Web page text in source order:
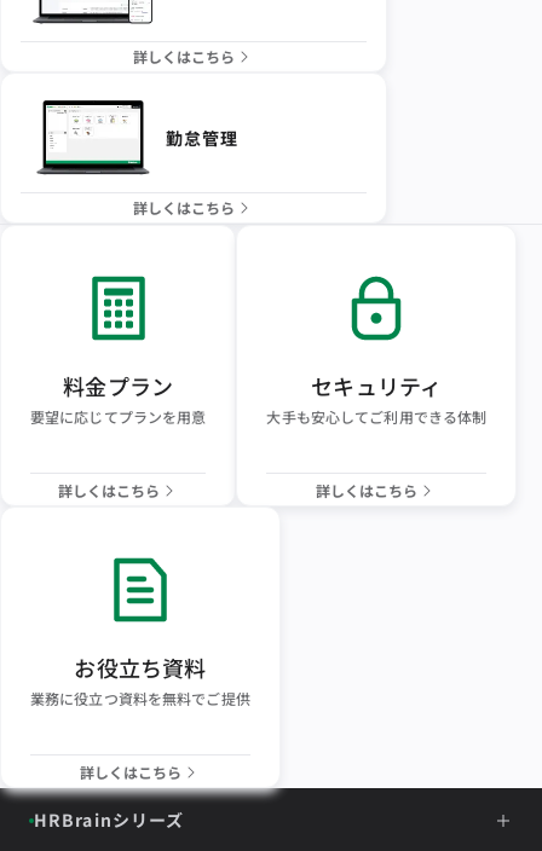
詳しくはこちら
勤怠管理
詳しくはこちら
料金プラン
要望に応じてプランを用意
詳しくはこちら
セキュリティ
大手も安心してご利用できる体制
詳しくはこちら
お役立ち資料
業務に役立つ資料を無料でご提供
詳しくはこちら
HRBrainシリーズ